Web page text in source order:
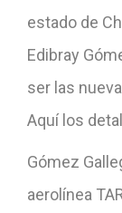
estado de
Edibray
ser las
Aquí los
Gómez
aerolínea